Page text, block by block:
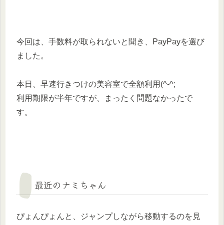
今回は、手数料が取られないと聞き、PayPayを選び
ました。
本日、早速行きつけの美容室で全額利用(^-^;
利用期限が半年ですが、まったく問題なかったで
す。
最近のナミちゃん
ぴょんぴょんと、ジャンプしながら移動するのを見